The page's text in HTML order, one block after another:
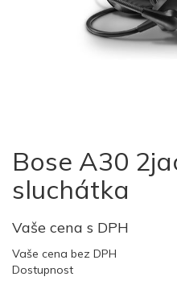
Bose A30
sluchátka
Vaše cena s DPH
Vaše cena bez DPH
Dostupnost